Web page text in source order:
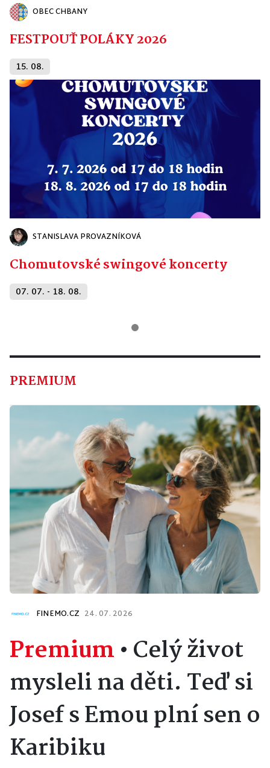
OBEC CHBANY
FESTPOUŤ POLÁKY 2026
15. 08.
STANISLAVA PROVAZNÍKOVÁ
Chomutovské swingové koncerty
07. 07. - 18. 08.
PREMIUM
FINEMO.CZ 24. 07. 2026
Premium•Celý život
mysleli na děti. Teď si
Josef s Emou plní sen o
Karibiku